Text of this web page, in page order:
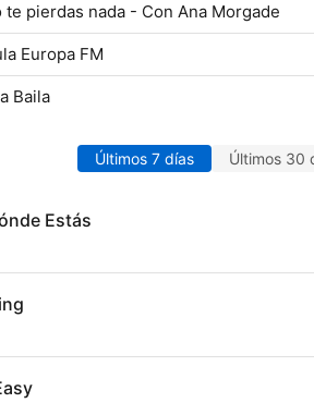
te pierdas nada - Con Ana Morgade
Europa FM
Baila
Últimos 7 días Últimos 30
Estás